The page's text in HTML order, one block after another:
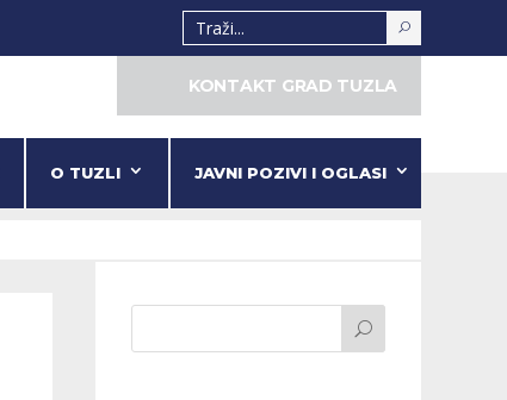
KONTAKT GRAD TUZLA
O TUZLI JAVNI POZIVI I OGLASI